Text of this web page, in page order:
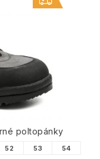
poltopánky
52 53 54